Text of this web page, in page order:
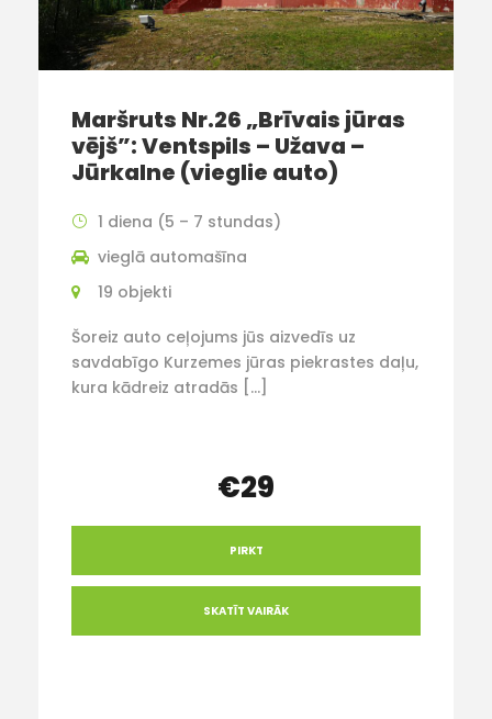
Maršruts Nr.26 „Brīvais jūras
vējš”: Ventspils – Užava –
Jūrkalne (vieglie auto)
1 diena (5 – 7 stundas)
vieglā automašīna
19 objekti
Šoreiz auto ceļojums jūs aizvedīs uz
savdabīgo Kurzemes jūras piekrastes daļu,
kura kādreiz atradās […]
€29
PIRKT
SKATĪT VAIRĀK